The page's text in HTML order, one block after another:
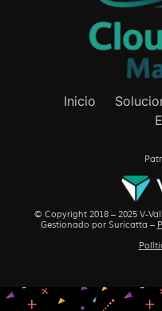
Inicio
© Copyright 2018 – 2025 V-
Gestionado por Suricatta –